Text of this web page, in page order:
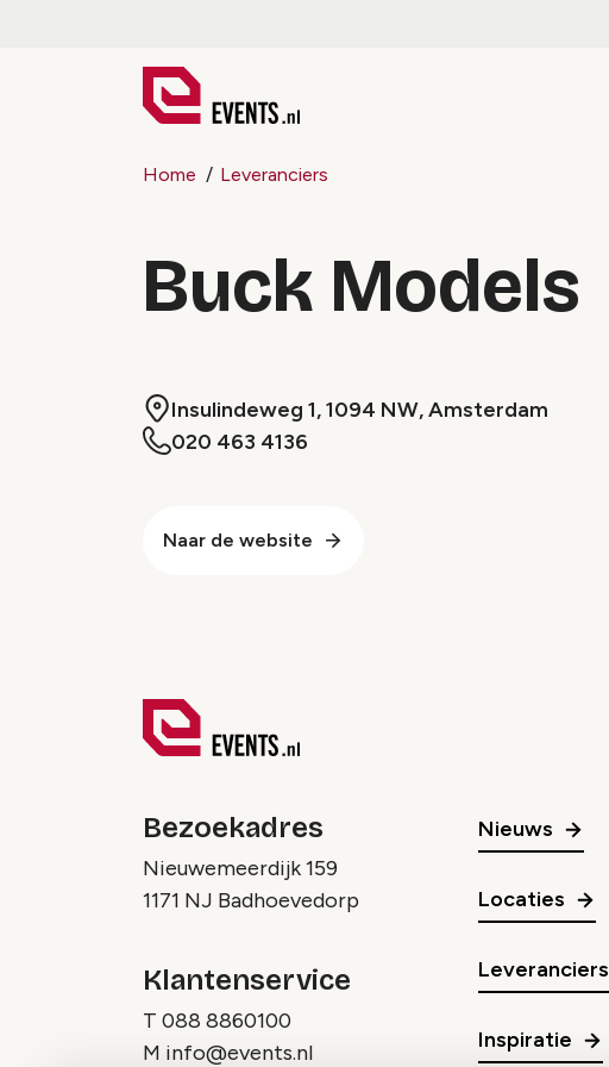
Home Leveranciers
Buck Models
Insulindeweg 1, 1094 NW, Amsterdam
020 463 4136
Naar de website
Bezoekadres
Nieuwemeerdijk 159
1171 NJ Badhoevedorp
Klantenservice
T 088 8860100
M info@events.nl
Nieuws
Locaties
Leveranciers
Inspiratie